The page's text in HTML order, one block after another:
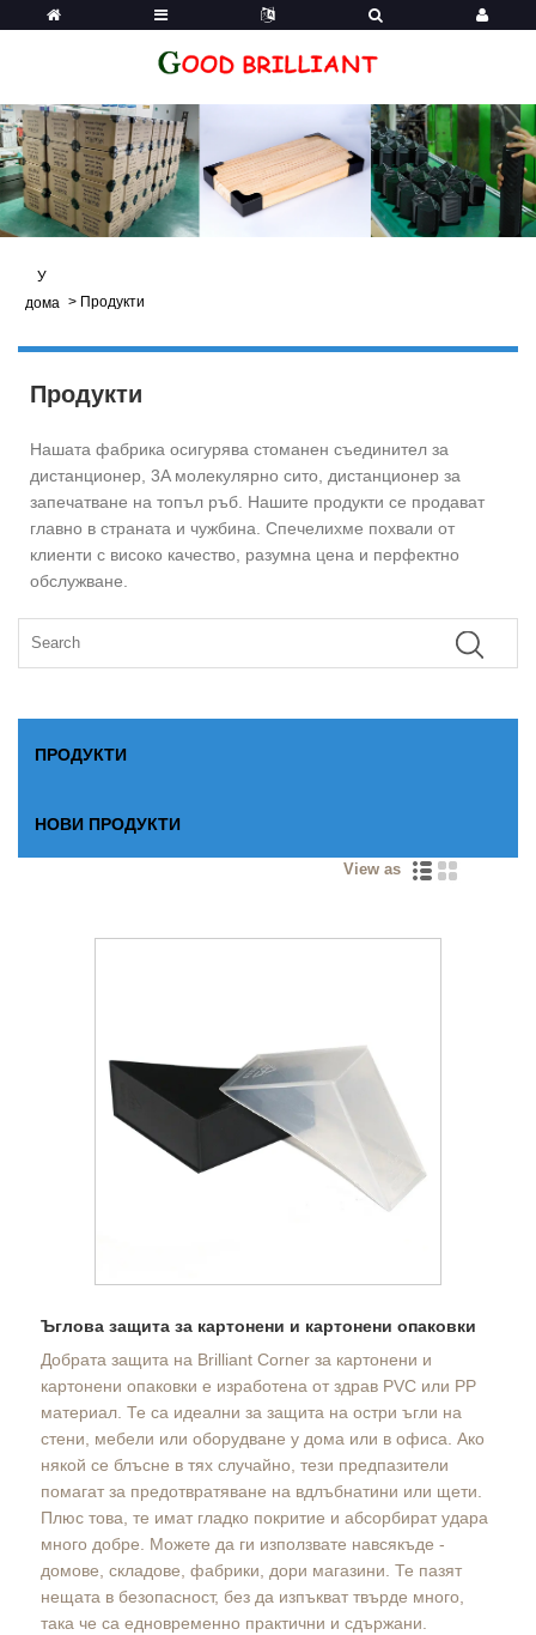
У
дома > Продукти
Продукти
Нашата фабрика осигурява стоманен съединител за
дистанционер, 3A молекулярно сито, дистанционер за
запечатване на топъл ръб. Нашите продукти се продават
главно в страната и чужбина. Спечелихме похвали от
клиенти с високо качество, разумна цена и перфектно
обслужване.
ПРОДУКТИ
НОВИ ПРОДУКТИ
View as
Ъглова защита за картонени и картонени опаковки
Добрата защита на Brilliant Corner за картонени и
картонени опаковки е изработена от здрав PVC или PP
материал. Те са идеални за защита на остри ъгли на
стени, мебели или оборудване у дома или в офиса. Ако
някой се блъсне в тях случайно, тези предпазители
помагат за предотвратяване на вдлъбнатини или щети.
Плюс това, те имат гладко покритие и абсорбират удара
много добре. Можете да ги използвате навсякъде -
домове, складове, фабрики, дори магазини. Те пазят
нещата в безопасност, без да изпъкват твърде много,
така че са едновременно практични и сдържани.